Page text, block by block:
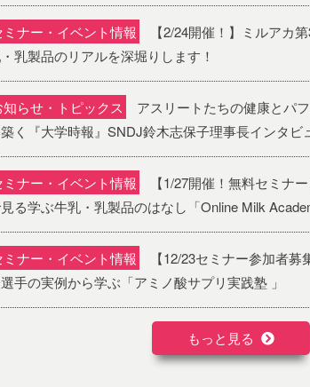
ミナー・イベント情報
【2/24開催！】ミルアカ
乳製品のリアルを深堀りします！
知らせ・トピックス
アスリートたちの健康とパ
く『大学時報』SNDJ鈴木志保子理事長インタビ
ミナー・イベント情報
【1/27開催！無料セミナ
る学ぶ牛乳・乳製品のはなし「Online Milk
ミナー・イベント情報
【12/23セミナー参加者
手の実例から学ぶ「アミノ酸サプリ実践塾 」
もっと見る